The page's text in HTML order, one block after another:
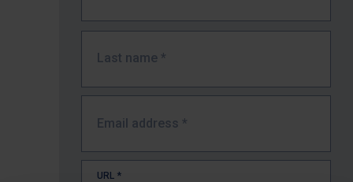
Last name *
Email address *
URL *